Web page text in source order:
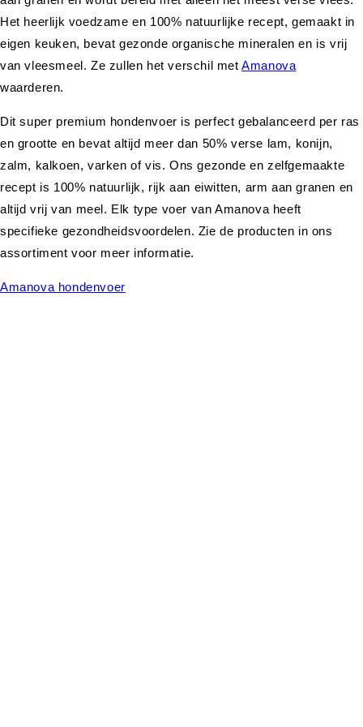
Het heerlijk voedzame en 100% natuurlijke recept, gemaakt in
eigen keuken, bevat gezonde organische mineralen en is vrij
van vleesmeel. Ze zullen het verschil metAmanova
waarderen.
Dit super premium hondenvoer is perfect gebalanceerd per ras
en grootte en bevat altijd meer dan 50% verse lam, konijn,
zalm, kalkoen, varken of vis. Ons gezonde en zelfgemaakte
recept is 100% natuurlijk, rijk aan eiwitten, arm aan granen en
altijd vrij van meel. Elk type voer van Amanova heeft
specifieke gezondheidsvoordelen. Zie de producten in ons
assortiment voor meer informatie.
Amanova hondenvoer